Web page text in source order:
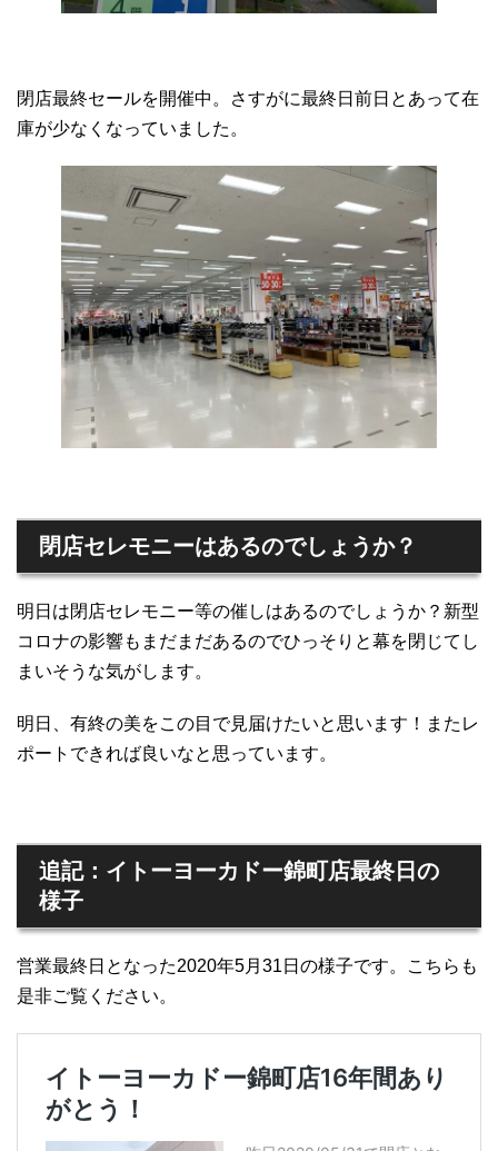
閉店最終セールを開催中。さすがに最終日前日とあって在
庫が少なくなっていました。
閉店セレモニーはあるのでしょうか？
明日は閉店セレモニー等の催しはあるのでしょうか？新型
コロナの影響もまだまだあるのでひっそりと幕を閉じてし
まいそうな気がします。
明日、有終の美をこの目で見届けたいと思います！またレ
ポートできれば良いなと思っています。
追記：イトーヨーカドー錦町店最終日の
様子
営業最終日となった2020年5月31日の様子です。こちらも
是非ご覧ください。